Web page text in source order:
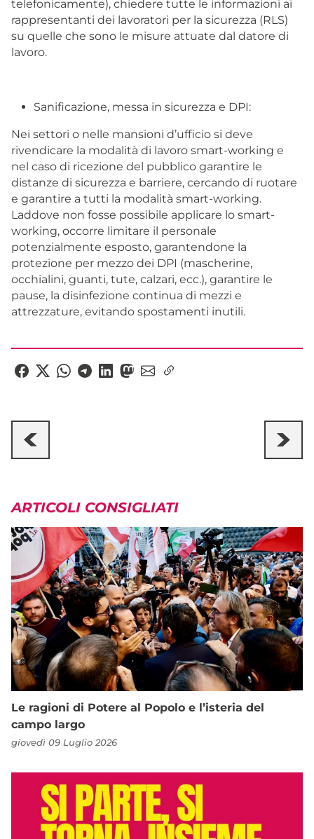
telefonicamente), chiedere tutte le informazioni ai
rappresentanti dei lavoratori per la sicurezza (RLS)
su quelle che sono le misure attuate dal datore di
lavoro.
Sanificazione, messa in sicurezza e DPI:
Nei settori o nelle mansioni d’ufficio si deve
rivendicare la modalità di lavoro smart-working e
nel caso di ricezione del pubblico garantire le
distanze di sicurezza e barriere, cercando di ruotare
e garantire a tutti la modalità smart-working.
Laddove non fosse possibile applicare lo smart-
working, occorre limitare il personale
potenzialmente esposto, garantendone la
protezione per mezzo dei DPI (mascherine,
occhialini, guanti, tute, calzari, ecc.), garantire le
pause, la disinfezione continua di mezzi e
attrezzature, evitando spostamenti inutili.
ARTICOLI CONSIGLIATI
Le ragioni di Potere al Popolo e l’isteria del
campo largo
giovedì 09 Luglio 2026